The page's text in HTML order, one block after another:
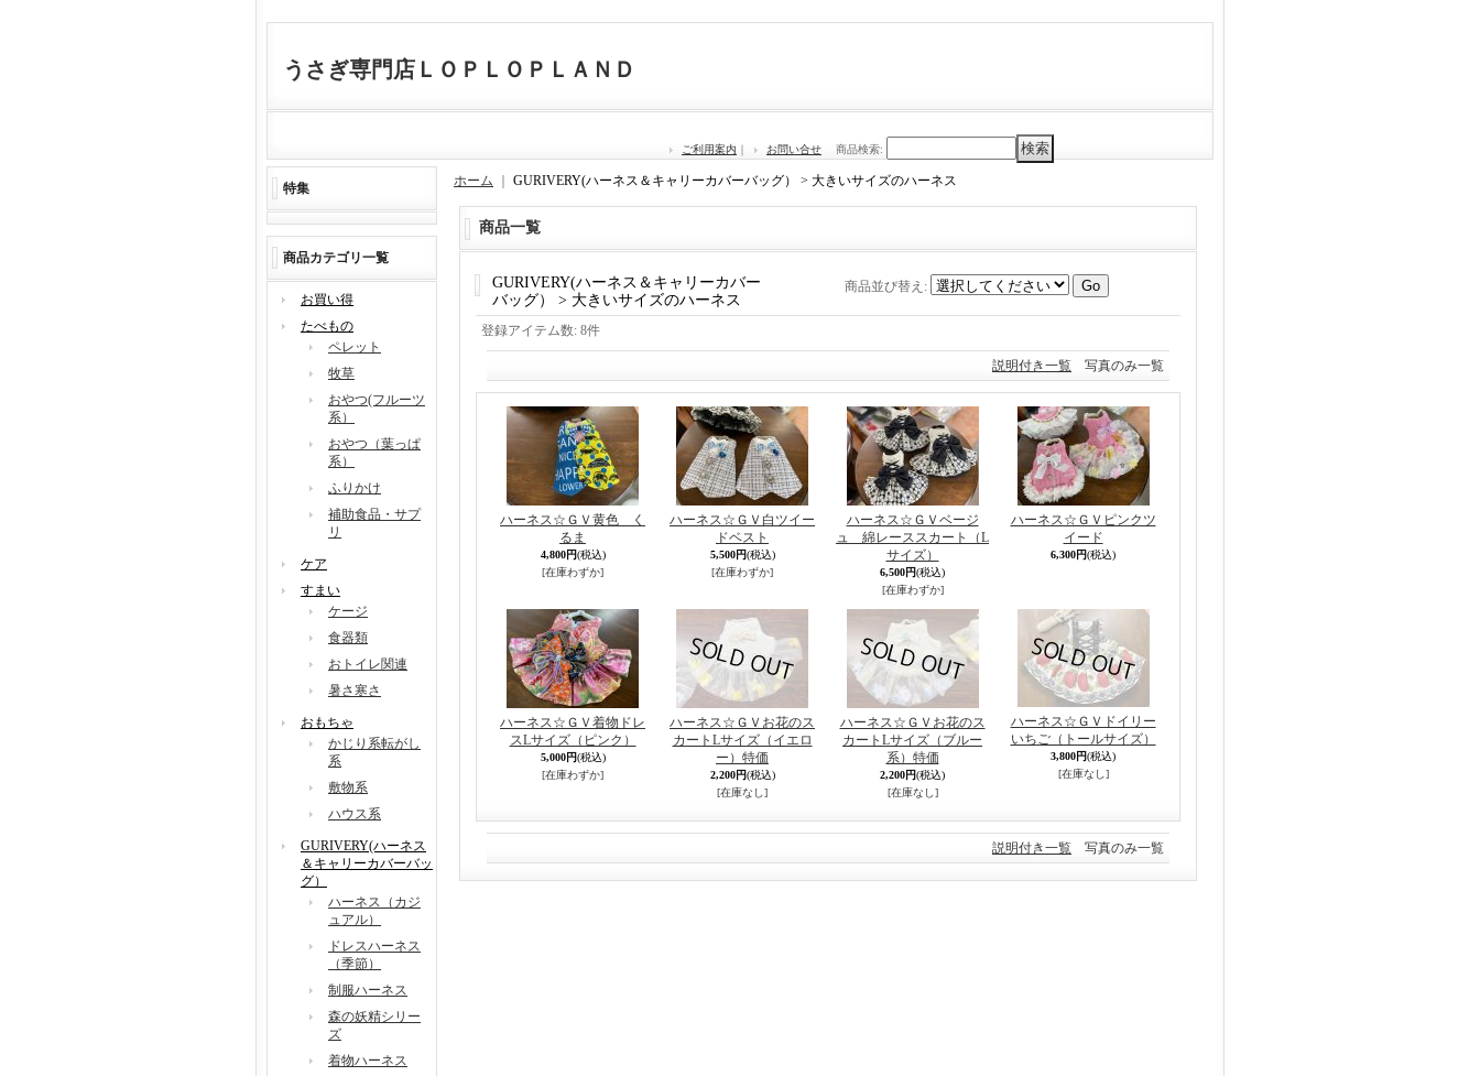
うさぎ専門店ＬＯＰＬＯＰＬＡＮＤ
ご利用案内 ｜ お問い合せ 商品検索:
特集
商品カテゴリ一覧
お買い得
たべもの
ペレット
牧草
おやつ(フルーツ
系）
おやつ（葉っぱ
系）
ふりかけ
補助食品・サプ
リ
ケア
すまい
ケージ
食器類
おトイレ関連
暑さ寒さ
おもちゃ
かじり系転がし
系
敷物系
ハウス系
GURIVERY(ハーネス
＆キャリーカバーバッ
グ）
ハーネス（カジ
ュアル）
ドレスハーネス
（季節）
制服ハーネス
森の妖精シリー
ズ
着物ハーネス
ホーム GURIVERY(ハーネス＆キャリーカバーバッグ） > 大きいサイズのハーネス
商品一覧
GURIVERY(ハーネス＆キャリーカバー
バッグ） > 大きいサイズのハーネス
商品並び替え :
登録アイテム数: 8件
説明付き一覧 写真のみ一覧
ハーネス☆ＧＶ黄色 く
るま
4,800円(税込)
[在庫わずか]
ハーネス☆ＧＶ白ツイー
ドベスト
5,500円(税込)
[在庫わずか]
ハーネス☆ＧＶベージ
ュ 綿レーススカート（L
サイズ）
6,500円(税込)
[在庫わずか]
ハーネス☆ＧＶピンクツ
イード
6,300円(税込)
ハーネス☆ＧＶ着物ドレ
スLサイズ（ピンク）
5,000円(税込)
[在庫わずか]
ハーネス☆ＧＶお花のス
カートLサイズ（イエロ
ー）特価
2,200円(税込)
[在庫なし]
ハーネス☆ＧＶお花のス
カートLサイズ（ブルー
系）特価
2,200円(税込)
[在庫なし]
ハーネス☆ＧＶドイリー
いちご（トールサイズ）
3,800円(税込)
[在庫なし]
説明付き一覧 写真のみ一覧